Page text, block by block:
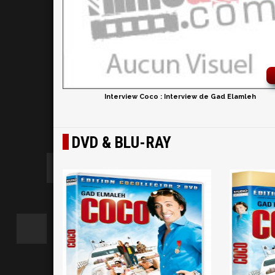
Interview Coco : Interview de Gad Elamleh
DVD & BLU-RAY